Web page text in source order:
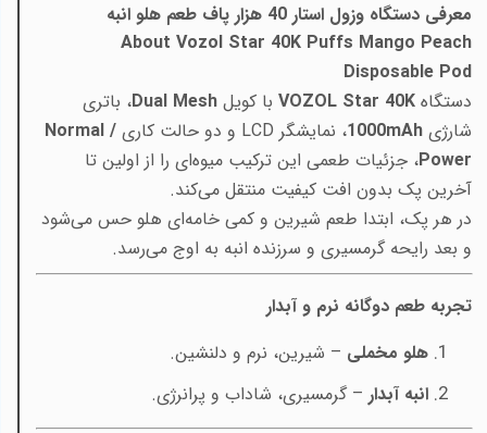
معرفی دستگاه وزول استار 40 هزار پاف طعم هلو انبه
About Vozol Star 40K Puffs Mango Peach
Disposable Pod
دستگاه VOZOL Star 40Kبا کویل Dual Mesh، باتری
شارژی
1000mAh ، نمایشگر LCD و دو حالت کاری
Normal /
Power، جزئیات طعمی این ترکیب میوه‌ای را از اولین تا
آخرین پک بدون افت کیفیت منتقل می‌کند.
در هر پک، ابتدا طعم شیرین و کمی خامه‌ای هلو حس می‌شود
و بعد رایحه گرمسیری و سرزنده انبه به اوج می‌رسد.
تجربه طعم دوگانه نرم و آبدار
هلو مخملی – شیرین، نرم و دلنشین.
انبه آبدار – گرمسیری، شاداب و پرانرژی.